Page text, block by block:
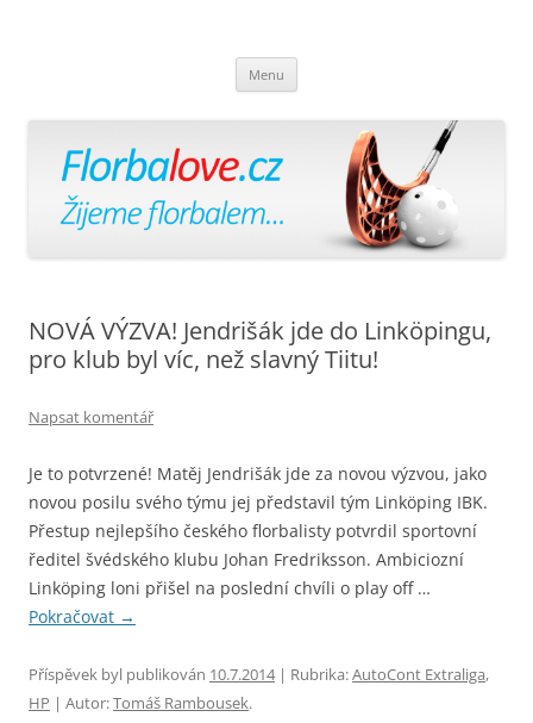
Menu
webu
NOVÁ VÝZVA! Jendrišák jde do Linköpingu,
pro klub byl víc, než slavný Tiitu!
Napsat komentář
Je to potvrzené! Matěj Jendrišák jde za novou výzvou, jako
novou posilu svého týmu jej představil tým Linköping IBK.
Přestup nejlepšího českého florbalisty potvrdil sportovní
ředitel švédského klubu Johan Fredriksson. Ambiciozní
Linköping loni přišel na poslední chvíli o play off …
Pokračovat →
Příspěvek byl publikován 10.7.2014| Rubrika:AutoCont Extraliga,
HP | Autor:Tomáš Rambousek.